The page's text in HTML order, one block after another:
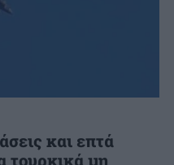
και επτά
τουρκικά μη